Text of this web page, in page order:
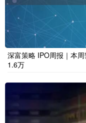
深富策略 IPO周报｜本
1.6万